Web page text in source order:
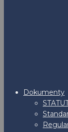
Dokumenty